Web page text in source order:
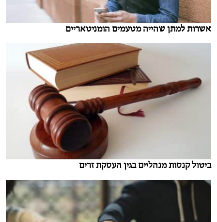
אשרות למתן שהייה מטעמים הומניטאריים
ביטול קנסות מנהליים בגין העסקת זרים